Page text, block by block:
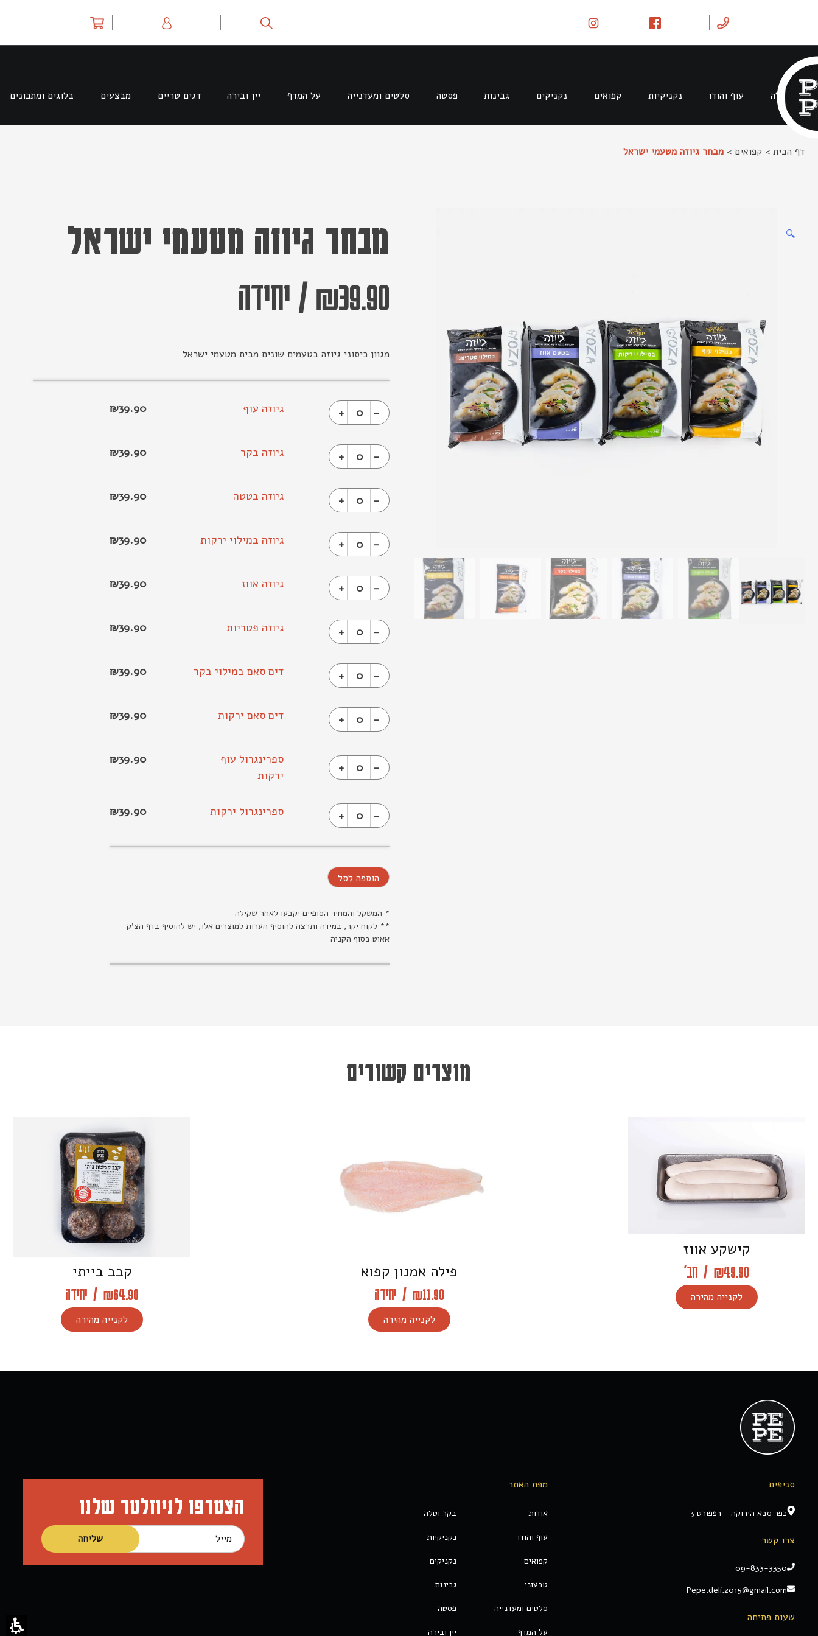
בקר וטלה עוף והודו נקניקיות קפואים נקניקים גבינות פסטה סלטים ומעדנייה על המדף יין ובירה דגים טריים מבצעים בלוגים ומתכונים
דף הבית > קפואים > מבחר גיוזה מטעמי ישראל
🔍
מבחר גיוזה מטעמי ישראל
₪39.90
/ יחידה
מגוון כיסוני גיוזה בטעמים שונים מבית מטעמי ישראל
-
0
+ גיוזה עוף ₪39.90
-
0
+ גיוזה בקר ₪39.90
-
0
+ גיוזה בטטה ₪39.90
-
0
+ גיוזה במילוי ירקות ₪39.90
-
0
+ גיוזה אווז ₪39.90
-
0
+ גיוזה פטריות ₪39.90
-
0
+ דים סאם במילוי בקר ₪39.90
-
0
+ דים סאם ירקות ₪39.90
-
0
+
ספרינגרול עוף
ירקות
₪39.90
-
0
+ ספרינגרול ירקות ₪39.90
הוספה לסל
* המשקל והמחיר הסופיים יקבעו לאחר שקילה
** לקוח יקר, במידה ותרצה להוסיף הערות למוצרים אלו, יש להוסיף בדף הצ’ק
אאוט בסוף הקניה
מוצרים קשורים
קישקע אווז
₪49.90
/ חב'
לקנייה מהירה
פילה אמנון קפוא
₪11.90
/ יחידה
לקנייה מהירה
קבב בייתי
₪64.90
/ יחידה
לקנייה מהירה
סניפים
כפר סבא הירוקה - רפפורט 3
צרו קשר
09-833-3350
Pepe.deli.2015@gmail.com
שעות פתיחה
מפת האתר
אודות בקר וטלה
עוף והודו נקניקיות
קפואים נקניקים
טבעוני גבינות
סלטים ומעדנייה פסטה
על המדף יין ובירה
הצטרפו לניוזלטר שלנו